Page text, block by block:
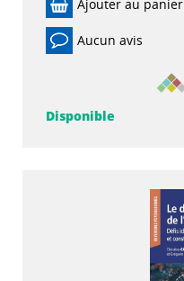
Ajouter au panier
Aucun avis
Disponible